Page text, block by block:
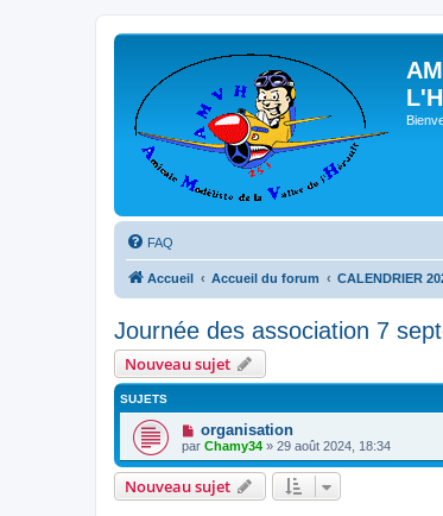
FAQ
Accueil Accueil du forum CALENDRIER
Journée des association 7
Nouveau sujet
SUJETS
organisation
par Chamy34 » 29 août 2024, 18:34
Nouveau sujet